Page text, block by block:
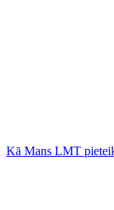
Kā Mans LMT